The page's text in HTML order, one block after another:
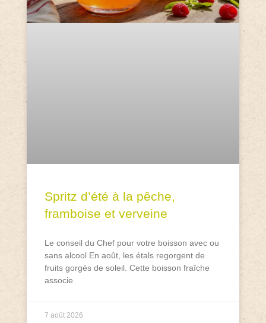
Spritz d’été à la pêche,
framboise et verveine
Le conseil du Chef pour votre boisson avec ou
sans alcool En août, les étals regorgent de
fruits gorgés de soleil. Cette boisson fraîche
associe
7 août 2026